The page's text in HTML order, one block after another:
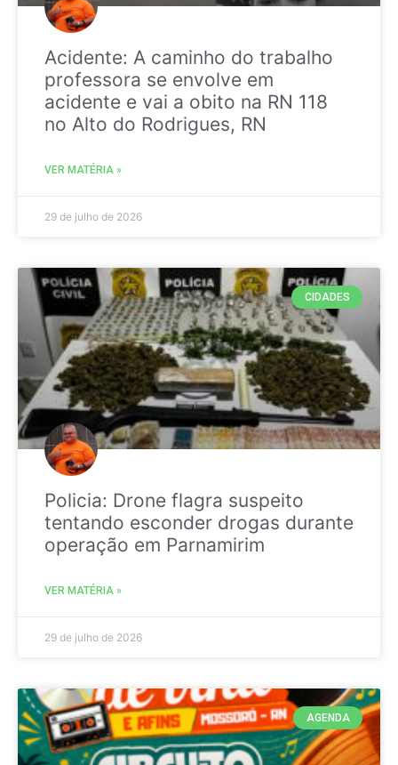
Acidente: A caminho do trabalho
professora se envolve em
acidente e vai a obito na RN 118
no Alto do Rodrigues, RN
VER MATÉRIA »
29 de julho de 2026
CIDADES
Policia: Drone flagra suspeito
tentando esconder drogas durante
operação em Parnamirim
VER MATÉRIA »
29 de julho de 2026
AGENDA